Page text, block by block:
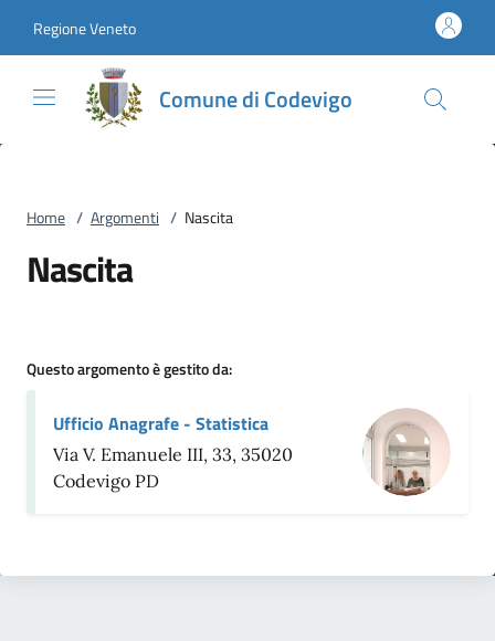
Regione Veneto
Comune di Codevigo
Home / Argomenti / Nascita
Nascita
Questo argomento è gestito da:
Ufficio Anagrafe - Statistica
Via V. Emanuele III, 33, 35020
Codevigo PD